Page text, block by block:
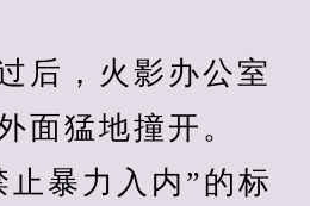
，火影办公室
面猛地撞开。
暴力入内”的标